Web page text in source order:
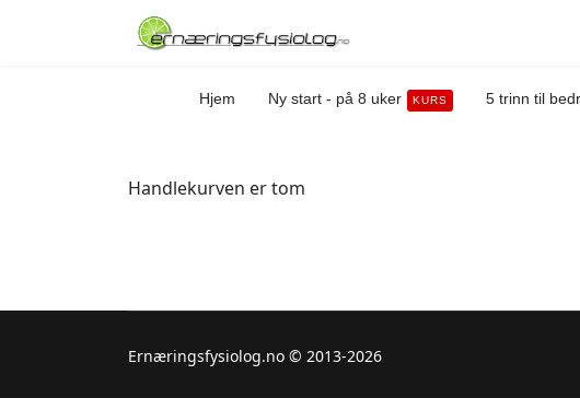
Hjem Ny start - på 8 uker KURS 5 trinn til
Handlekurven er tom
Ernæringsfysiolog.no © 2013-2026